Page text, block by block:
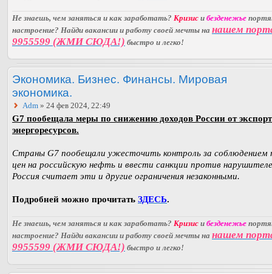
Не знаешь, чем заняться и как заработать? Кризис и безденежье
настроение? Найди вакансии и работу своей мечты на нашем
9955599 (ЖМИ СЮДА!) быстро и легко!
Экономика. Бизнес. Финансы. Мировая
экономика.
Adm » 24 фев 2024, 22:49
G7 пообещала меры по снижению доходов России от
энергоресурсов.
Страны G7 пообещали ужесточить контроль за соблюдением
цен на российскую нефть и ввести санкции против
Россия считает эти и другие ограничения незаконными.
Подробней можно прочитать ЗДЕСЬ.
Не знаешь, чем заняться и как заработать? Кризис и безденежье
настроение? Найди вакансии и работу своей мечты на нашем
9955599 (ЖМИ СЮДА!) быстро и легко!